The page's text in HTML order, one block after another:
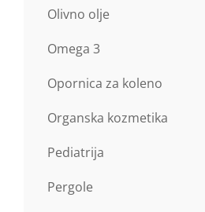
Olivno olje
Omega 3
Opornica za koleno
Organska kozmetika
Pediatrija
Pergole